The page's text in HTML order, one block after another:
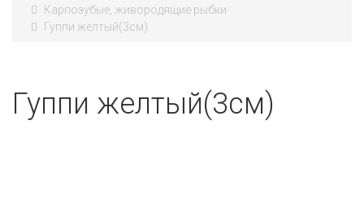
Карпозубые, живородящие рыбки
Гуппи желтый(3см)
Гуппи желтый(3см)